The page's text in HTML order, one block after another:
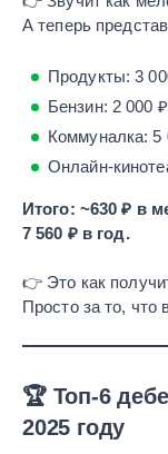
А теперь
Продукты: 3
Бензин: 2 000
Коммуналка:
Онлайн-
Итого: ~630 ₽ в
7 560 ₽ в год.
👉 Это как
Просто за то, что
🏆 Топ-6
2025 году